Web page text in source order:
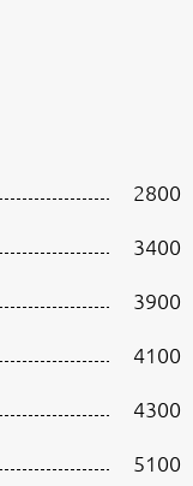
2800
3400
3900
4100
4300
5100